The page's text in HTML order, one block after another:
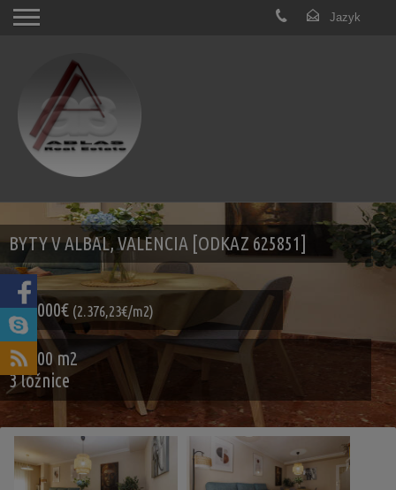
BYTY V ALBAL, VALENCIA [ODKAZ 625851]
240.000€ (2.376,23€/m2)
101.00 m2
3 ložnice